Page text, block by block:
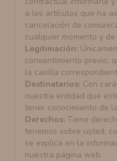
a los artículos que ha
cancelación de
cualquier momento y
Legitimación:
consentimiento previo,
la casilla
Destinatarios: Con
nuestra entidad que
tener conocimiento de
Derechos: Tiene
tenemos sobre usted,
se explica en la
nuestra página web.